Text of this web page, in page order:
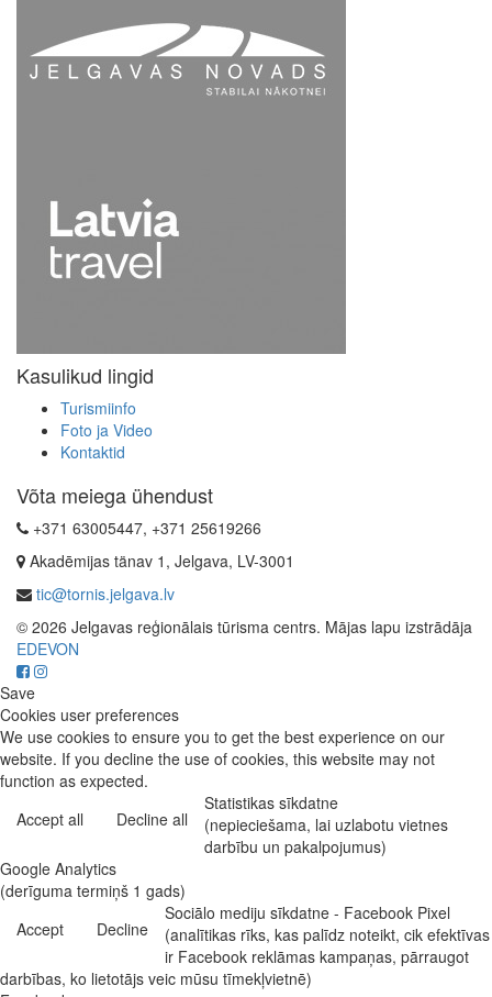
Kasulikud lingid
Turismiinfo
Foto ja Video
Kontaktid
Võta meiega ühendust
+371 63005447, +371 25619266
Akadēmijas tänav 1, Jelgava, LV-3001
tic@tornis.jelgava.lv
© 2026 Jelgavas reģionālais tūrisma centrs. Mājas lapu izstrādāja
EDEVON
Save
Cookies user preferences
We use cookies to ensure you to get the best experience on our
website. If you decline the use of cookies, this website may not
function as expected.
Accept all
Decline all
Statistikas sīkdatne
(nepieciešama, lai uzlabotu vietnes
darbību un pakalpojumus)
Google Analytics
(derīguma termiņš 1 gads)
Accept
Decline
Sociālo mediju sīkdatne - Facebook Pixel
(analītikas rīks, kas palīdz noteikt, cik efektīvas
ir Facebook reklāmas kampaņas, pārraugot
darbības, ko lietotājs veic mūsu tīmekļvietnē)